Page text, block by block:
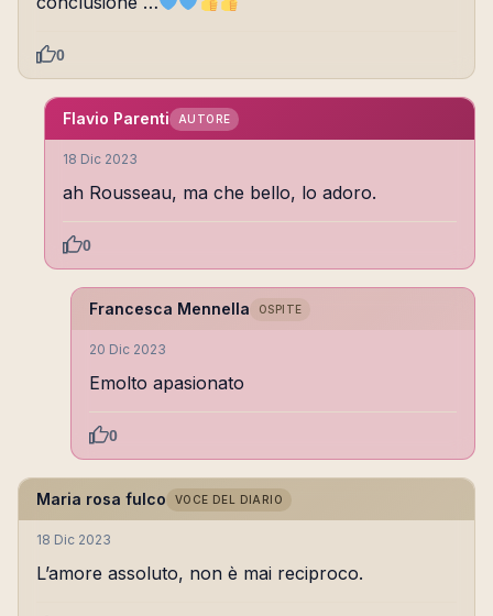
0
Flavio Parenti AUTORE
18 Dic 2023
ah Rousseau, ma che bello, lo adoro.
0
Francesca Mennella OSPITE
20 Dic 2023
Emolto apasionato
0
Maria rosa fulco VOCE DEL DIARIO
18 Dic 2023
L’amore assoluto, non è mai reciproco.